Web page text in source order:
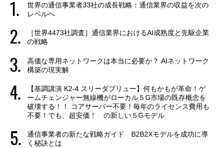
世界の通信事業者33社の成長戦略：通信業界の収益を次の
レベルへ
［世界4473社調査］通信業界におけるAI成熟度と先駆企業
の戦略
高価な専用ネットワークは本当に必要か？ AIネットワーク
構築の現実解
【基調講演 K2-4 スリーダブリュー】何もかもが革命！ゲ
ームチェンジャー無線機がローカル５G市場の既存概念を
破壊する！！ コアサーバー不要！毎年のライセンス費用も
不要！でも、超安価！ の新しい５Gモデル
通信事業者の新たな戦略ガイド B2B2Xモデルを成功に導
く秘訣とは